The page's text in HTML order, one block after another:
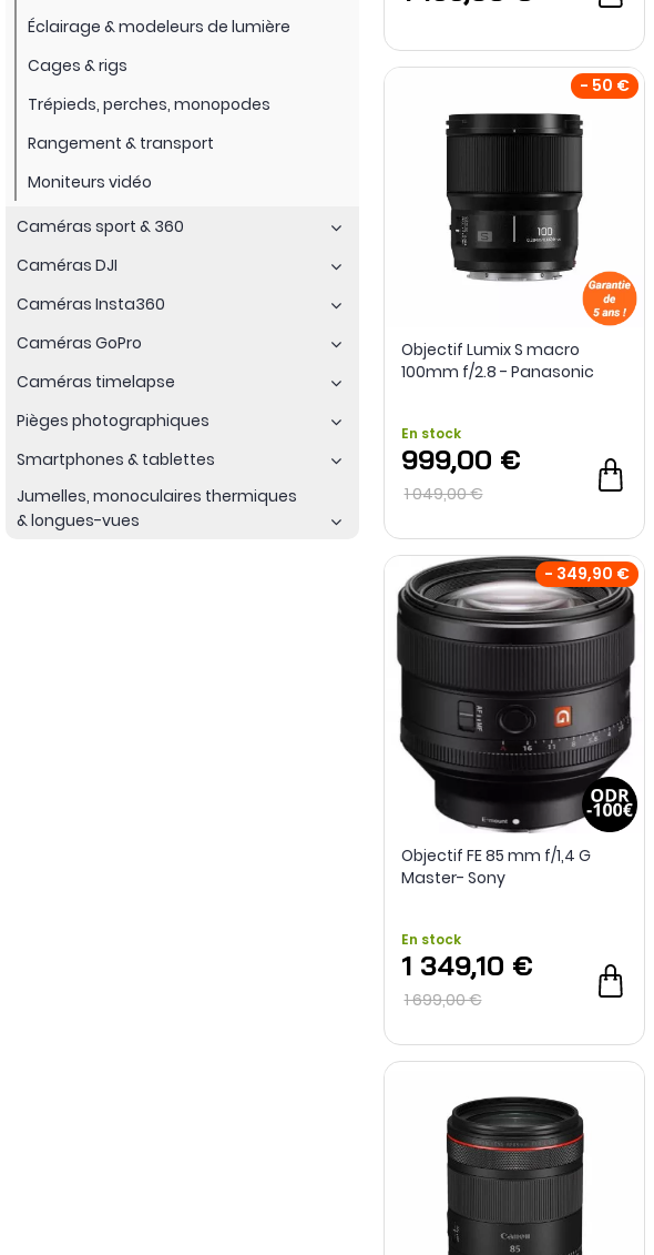
Éclairage & modeleurs de lumière
Cages & rigs
Trépieds, perches, monopodes
Rangement & transport
Moniteurs vidéo
Caméras sport & 360
Caméras DJI
Caméras Insta360
Caméras GoPro
Caméras timelapse
Pièges photographiques
Smartphones & tablettes
Jumelles, monoculaires thermiques
& longues-vues
- 50 €
Objectif Lumix S macro
100mm f/2.8 - Panasonic
En stock
999,00 €
1 049,00 €
- 349,90 €
Objectif FE 85 mm f/1,4 G
Master- Sony
En stock
1 349,10 €
1 699,00 €